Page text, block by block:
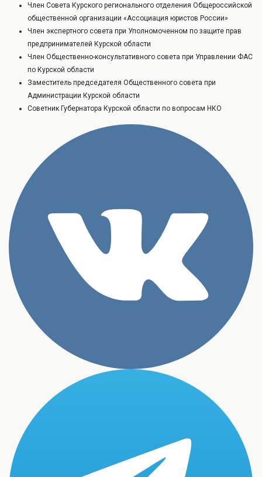
Член Совета Курского регионального отделения Общероссийской
общественной организации «Ассоциация юристов России»
Член экспертного совета при Уполномоченном по защите прав
предпринимателей Курской области
Член Общественно-консультативного совета при Управлении ФАС
по Курской области
Заместитель председателя Общественного совета при
Администрации Курской области
Советник Губернатора Курской области по вопросам НКО